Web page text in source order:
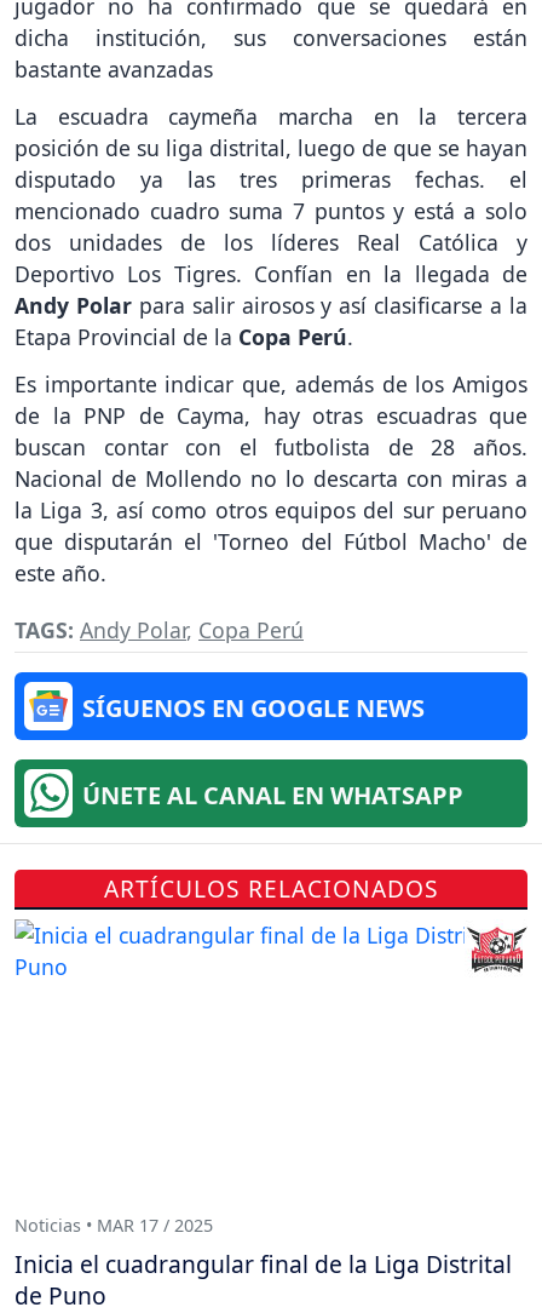
jugador no ha confirmado que se quedará en
dicha institución, sus conversaciones están
bastante avanzadas
La escuadra caymeña marcha en la tercera
posición de su liga distrital, luego de que se hayan
disputado ya las tres primeras fechas. el
mencionado cuadro suma 7 puntos y está a solo
dos unidades de los líderes Real Católica y
Deportivo Los Tigres. Confían en la llegada de
Andy Polarpara salir airosos y así clasificarse a la
Etapa Provincial de la Copa Perú.
Es importante indicar que, además de los Amigos
de la PNP de Cayma, hay otras escuadras que
buscan contar con el futbolista de 28 años.
Nacional de Mollendo no lo descarta con miras a
la Liga 3, así como otros equipos del sur peruano
que disputarán el 'Torneo del Fútbol Macho' de
este año.
TAGS: Andy Polar, Copa Perú
SÍGUENOS EN GOOGLE NEWS
ÚNETE AL CANAL EN WHATSAPP
ARTÍCULOS RELACIONADOS
Noticias • MAR 17 / 2025
Inicia el cuadrangular final de la Liga Distrital
de Puno